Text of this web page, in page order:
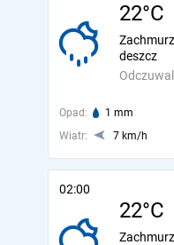
22°C
deszcz
Opad: 1 mm
Wiatr:
7 km/h
02:00
22°C